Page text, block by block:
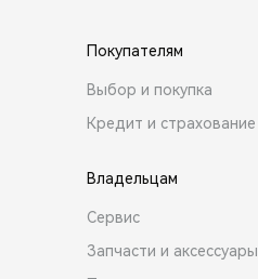
Покупателям
Выбор и покупка
Кредит и страхование
Владельцам
Сервис
Запчасти и аксессуары